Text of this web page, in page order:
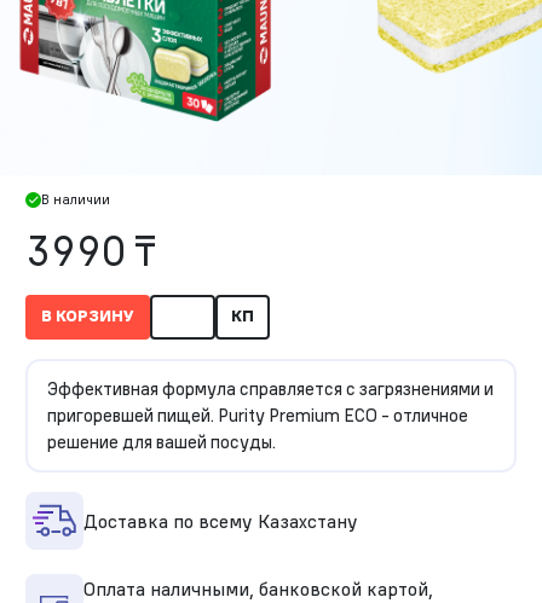
В наличии
3990 ₸
В КОРЗИНУ КП
Эффективная формула справляется с загрязнениями и
пригоревшей пищей. Purity Premium ECO - отличное
решение для вашей посуды.
Доставка по всему Казахстану
Оплата наличными, банковской картой,